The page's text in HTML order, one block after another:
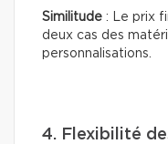
Similitude : Le prix
deux cas des
personnalisations.
4. Flexibilité